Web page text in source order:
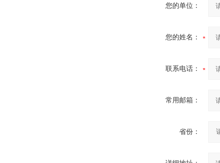
您的单位：
您的姓名：
联系电话：
常用邮箱：
省份：